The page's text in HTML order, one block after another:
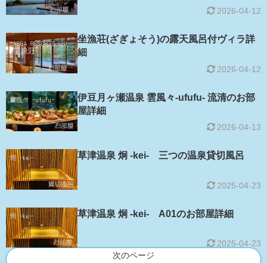
2026-04-12
坐漁荘(ざぎょそう)の露天風呂付ヴィラ詳
細
2026-04-12
伊豆月ヶ瀬温泉 雲風々-ufufu- 流清のお部
屋詳細
2026-04-13
草津温泉 炯 -kei- 三つの温泉貸切風呂
2025-04-23
草津温泉 炯 -kei- A01のお部屋詳細
2025-04-23
次のページ